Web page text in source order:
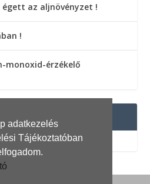
adatkezelés
Tájékoztatóban
az aljnövényzet !
!
monoxid-érzékelő